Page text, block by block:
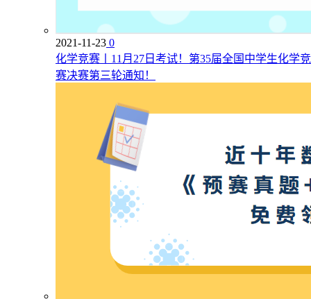
2021-11-23 0
化学竞赛丨11月27日考试！第35届全国中学生化学竞
赛决赛第三轮通知！